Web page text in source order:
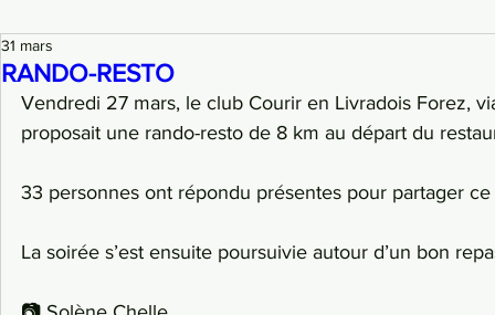
RANDO-RESTO
31 mars
Vendredi 27 mars, le club Courir en Livradois Forez,
proposait une rando-resto de 8 km au départ du
33 personnes ont répondu présentes pour partager
La soirée s’est ensuite poursuivie autour d’un bon